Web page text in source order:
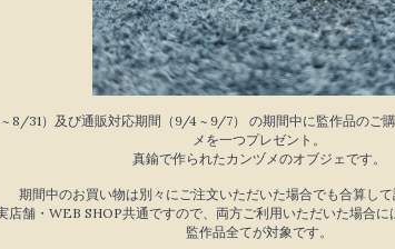
8/31）及び通販対応期間（9/4 ~ 9/7） の期間中に監作品のご
メを一つプレゼント。
真鍮で作られたカンヅメのオブジェです。
期間中のお買い物は別々にご注文いただいた場合でも合算して
店舗・WEB SHOP共通ですので、両方ご利用いただいた場合に
監作品全てが対象です。